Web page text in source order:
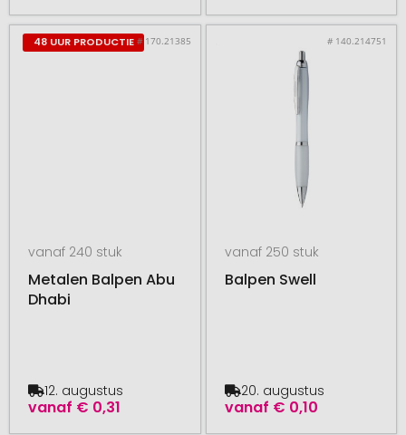
48 UUR PRODUCTIE # 170.21385
vanaf 240 stuk
Metalen Balpen Abu
Dhabi
vanaf € 0,31
12. augustus
# 140.214751
vanaf 250 stuk
Balpen Swell
vanaf € 0,10
20. augustus